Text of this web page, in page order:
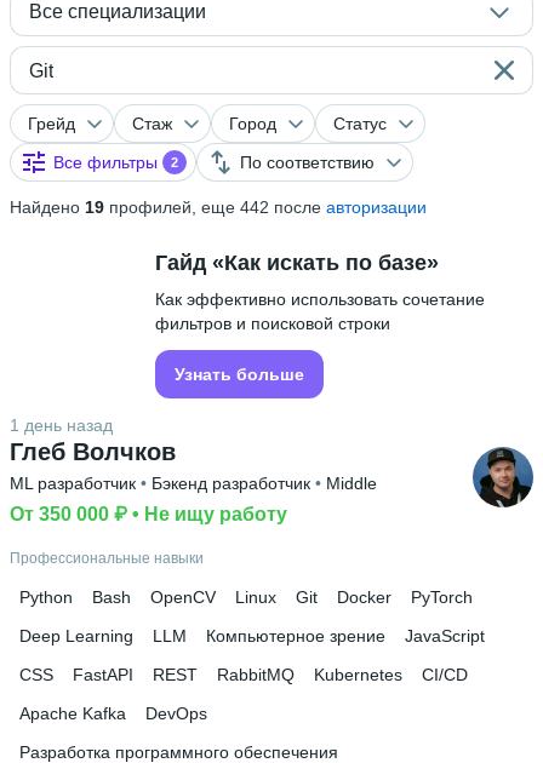
Все специализации
Git
Грейд Стаж Город
Статус
Все фильтры
2 По соответствию
Найдено 19 профилей, еще 442 после авторизации
Гайд «Как искать по базе»
Как эффективно использовать сочетание
фильтров и поисковой строки
Узнать больше
Глеб Волчков
1 день назад
ML разработчик • Бэкенд разработчик • Middle
От 350 000 ₽ • Не ищу работу
Профессиональные навыки
Python Bash OpenCV Linux Git Docker
PyTorch
Deep Learning
LLM Компьютерное зрение
JavaScript
CSS
FastAPI REST RabbitMQ Kubernetes
CI/CD
Apache Kafka
DevOps
Разработка программного обеспечения